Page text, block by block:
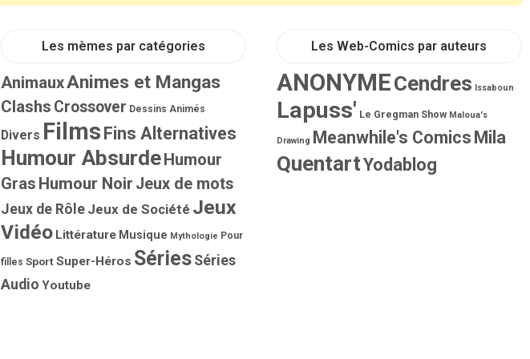
Les mèmes par catégories
AnimauxAnimes et Mangas
Clashs Crossover Dessins Animés
Divers Films Fins Alternatives
Humour AbsurdeHumour
Gras Humour Noir Jeux de mots
Jeux de Rôle Jeux de Société Jeux
Vidéo Littérature Musique Mythologie Pour
filles Sport Super-Héros Séries Séries
Audio Youtube
Les Web-Comics par auteurs
ANONYMECendres Issaboun
Lapuss' Le Gregman Show Maloua's
Drawing Meanwhile's Comics Mila
QuentartYodablog